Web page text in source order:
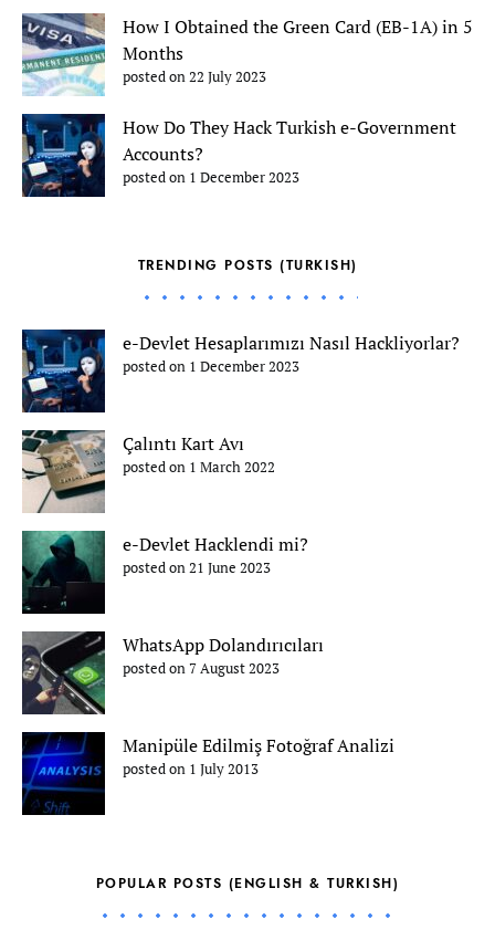
How I Obtained the Green Card (EB-1A) in 5
Months
posted on 22 July 2023
How Do They Hack Turkish e-Government
Accounts?
posted on 1 December 2023
TRENDING POSTS (TURKISH)
e-Devlet Hesaplarımızı Nasıl Hackliyorlar?
posted on 1 December 2023
Çalıntı Kart Avı
posted on 1 March 2022
e-Devlet Hacklendi mi?
posted on 21 June 2023
WhatsApp Dolandırıcıları
posted on 7 August 2023
Manipüle Edilmiş Fotoğraf Analizi
posted on 1 July 2013
POPULAR POSTS (ENGLISH & TURKISH)